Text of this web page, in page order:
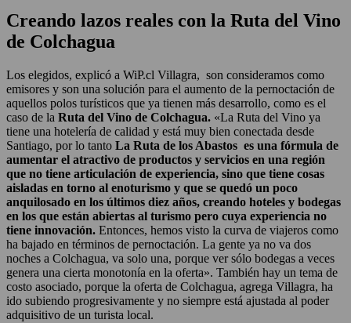
Creando lazos reales con la Ruta del Vino
de Colchagua
Los elegidos, explicó a WiP.cl Villagra, son consideramos como
emisores y son una solución para el aumento de la pernoctación de
aquellos polos turísticos que ya tienen más desarrollo, como es el
caso de la Ruta del Vino de Colchagua. «La Ruta del Vino ya
tiene una hotelería de calidad y está muy bien conectada desde
Santiago, por lo tanto La Ruta de los Abastos es una fórmula de
aumentar el atractivo de productos y servicios en una región
que no tiene articulación de experiencia, sino que tiene cosas
aisladas en torno al enoturismo y que se quedó un poco
anquilosado en los últimos diez años, creando hoteles y bodegas
en los que están abiertas al turismo pero cuya experiencia no
tiene innovación. Entonces, hemos visto la curva de viajeros como
ha bajado en términos de pernoctación. La gente ya no va dos
noches a Colchagua, va solo una, porque ver sólo bodegas a veces
genera una cierta monotonía en la oferta». También hay un tema de
costo asociado, porque la oferta de Colchagua, agrega Villagra, ha
ido subiendo progresivamente y no siempre está ajustada al poder
adquisitivo de un turista local.